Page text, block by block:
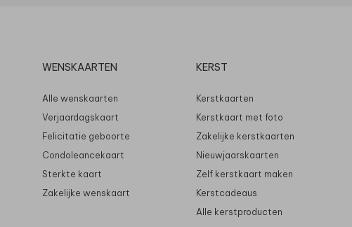
WENSKAARTEN
Alle wenskaarten
Verjaardagskaart
Felicitatie geboorte
Condoleancekaart
Sterkte kaart
Zakelijke wenskaart
KERST
Kerstkaarten
Kerstkaart met foto
Zakelijke kerstkaarten
Nieuwjaarskaarten
Zelf kerstkaart maken
Kerstcadeaus
Alle kerstproducten